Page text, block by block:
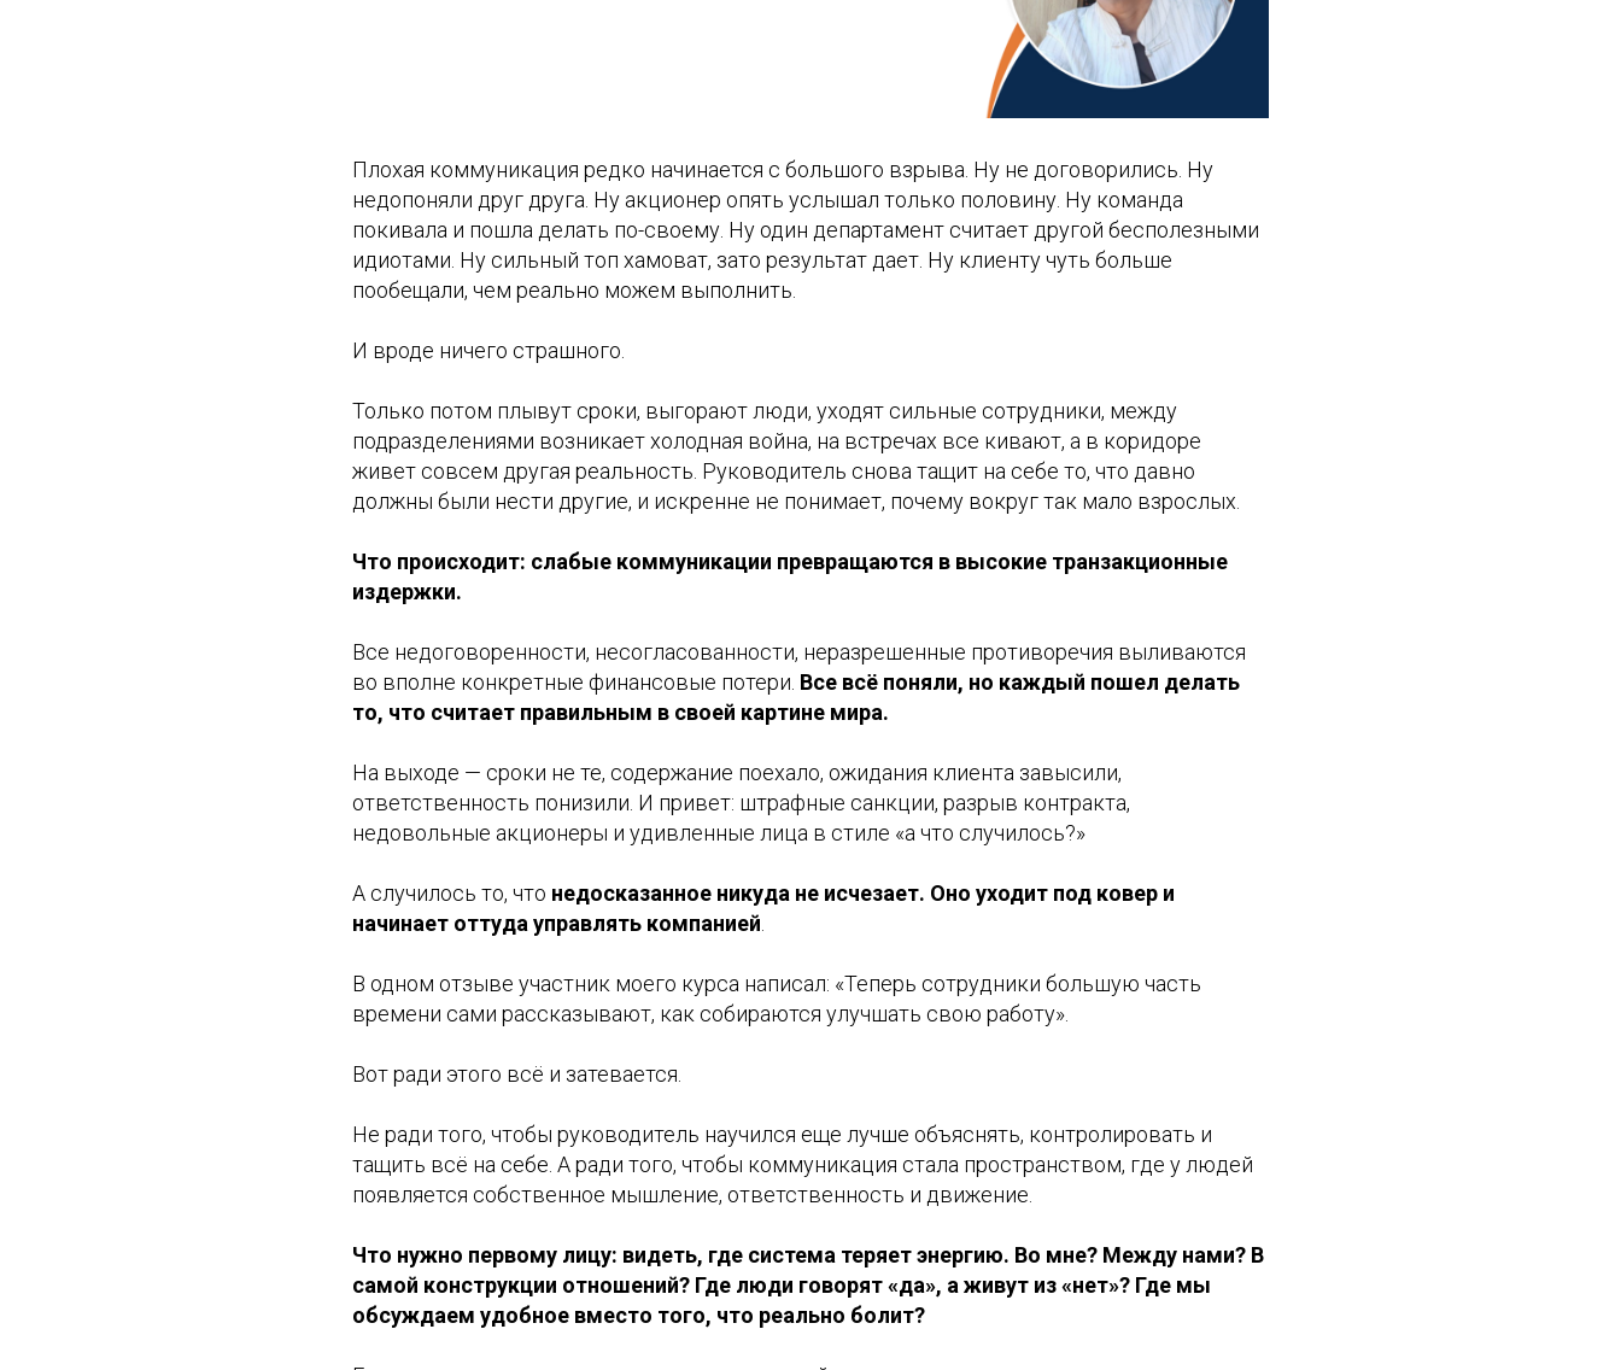
Плохая коммуникация редко начинается с большого взрыва. Ну не договорились. Ну
недопоняли друг друга. Ну акционер опять услышал только половину. Ну команда
покивала и пошла делать по-своему. Ну один департамент считает другой бесполезными
идиотами. Ну сильный топ хамоват, зато результат дает. Ну клиенту чуть больше
пообещали, чем реально можем выполнить.
И вроде ничего страшного.
Только потом плывут сроки, выгорают люди, уходят сильные сотрудники, между
подразделениями возникает холодная война, на встречах все кивают, а в коридоре
живет совсем другая реальность. Руководитель снова тащит на себе то, что давно
должны были нести другие, и искренне не понимает, почему вокруг так мало взрослых.
Что происходит: слабые коммуникации превращаются в высокие транзакционные
издержки.
Все недоговоренности, несогласованности, неразрешенные противоречия выливаются
во вполне конкретные финансовые потери. Все всё поняли, но каждый пошел делать
то, что считает правильным в своей картине мира.
На выходе — сроки не те, содержание поехало, ожидания клиента завысили,
ответственность понизили. И привет: штрафные санкции, разрыв контракта,
недовольные акционеры и удивленные лица в стиле «а что случилось?»
А случилось то, что недосказанное никуда не исчезает. Оно уходит под ковер и
начинает оттуда управлять компанией
В одном отзыве участник моего курса написал: «Теперь сотрудники большую часть
времени сами рассказывают, как собираются улучшать свою работу».
Вот ради этого всё и затевается.
Не ради того, чтобы руководитель научился еще лучше объяснять, контролировать и
тащить всё на себе. А ради того, чтобы коммуникация стала пространством, где у людей
появляется собственное мышление, ответственность и движение.
Что нужно первому лицу: видеть, где система теряет энергию. Во мне? Между нами? В
самой конструкции отношений? Где люди говорят «да», а живут из «нет»? Где мы
обсуждаем удобное вместо того, что реально болит?